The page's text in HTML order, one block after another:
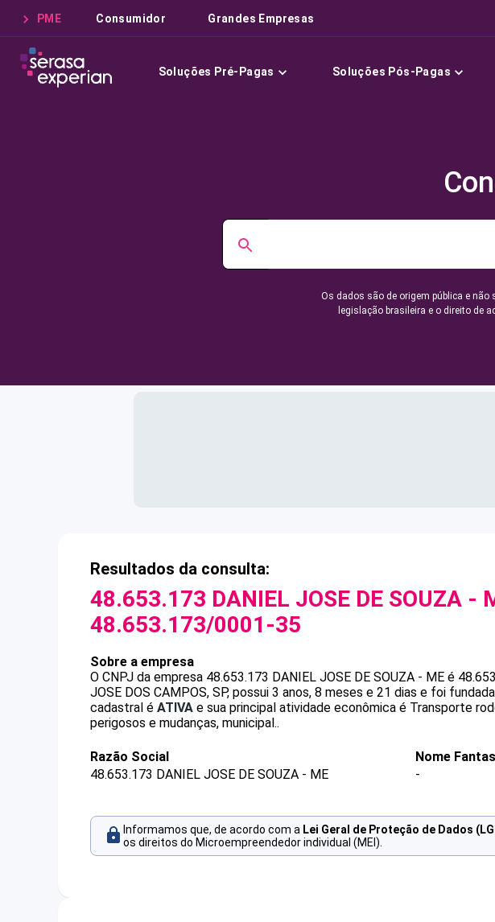
PME Consumidor Grandes Empresas
Soluções Pré-Pagas Soluções Pós-Pagas
Os dados são de origem pública e
legislação brasileira e o direito de
Resultados da consulta:
48.653.173 DANIEL JOSE DE SOUZA -
48.653.173/0001-35
Sobre a empresa
O CNPJ da empresa 48.653.173 DANIEL JOSE DE SOUZA - ME é
JOSE DOS CAMPOS, SP, possui 3 anos, 8 meses e 21 dias e foi
cadastral é ATIVA e sua principal atividade econômica é Transporte
perigosos e mudanças, municipal..
Razão Social
48.653.173 DANIEL JOSE DE SOUZA - ME
Nome
-
Informamos que, de acordo com a Lei Geral de Proteção de Dados
os direitos do Microempreendedor individual (MEI).